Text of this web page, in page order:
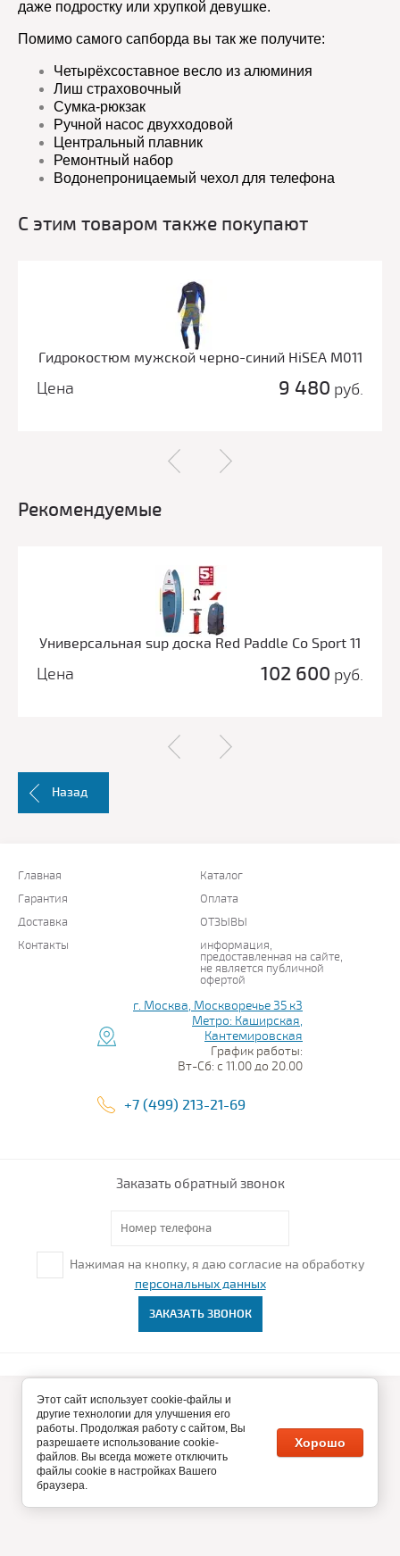
даже подростку или хрупкой девушке.
Помимо самого сапборда вы так же получите:
Четырёхсоставное весло из алюминия
Лиш страховочный
Сумка-рюкзак
Ручной насос двухходовой
Центральный плавник
Ремонтный набор
Водонепроницаемый чехол для телефона
С этим товаром также покупают
Гидрокостюм мужской черно-синий HiSEA M011
Цена 9 480 руб.
Рекомендуемые
Универсальная sup доска Red Paddle Co Sport 11
Цена 102 600 руб.
Назад
Главная
Каталог
Гарантия
Оплата
Доставка
ОТЗЫВЫ
Контакты
информация,
предоставленная на сайте,
не является публичной
офертой
г. Москва, Москворечье 35 к3
Метро: Каширская,
Кантемировская
График работы:
Вт-Сб: с 11.00 до 20.00
+7 (499) 213-21-69
Заказать обратный звонок
Нажимая на кнопку, я даю согласие на обработку
персональных данных
ЗАКАЗАТЬ ЗВОНОК
© 2026 [supboardy.ru]
Не является публичной офертой
Этот сайт использует cookie-файлы и
другие технологии для улучшения его
работы. Продолжая работу с сайтом, Вы
разрешаете использование cookie-
файлов. Вы всегда можете отключить
файлы cookie в настройках Вашего
браузера.
Хорошо